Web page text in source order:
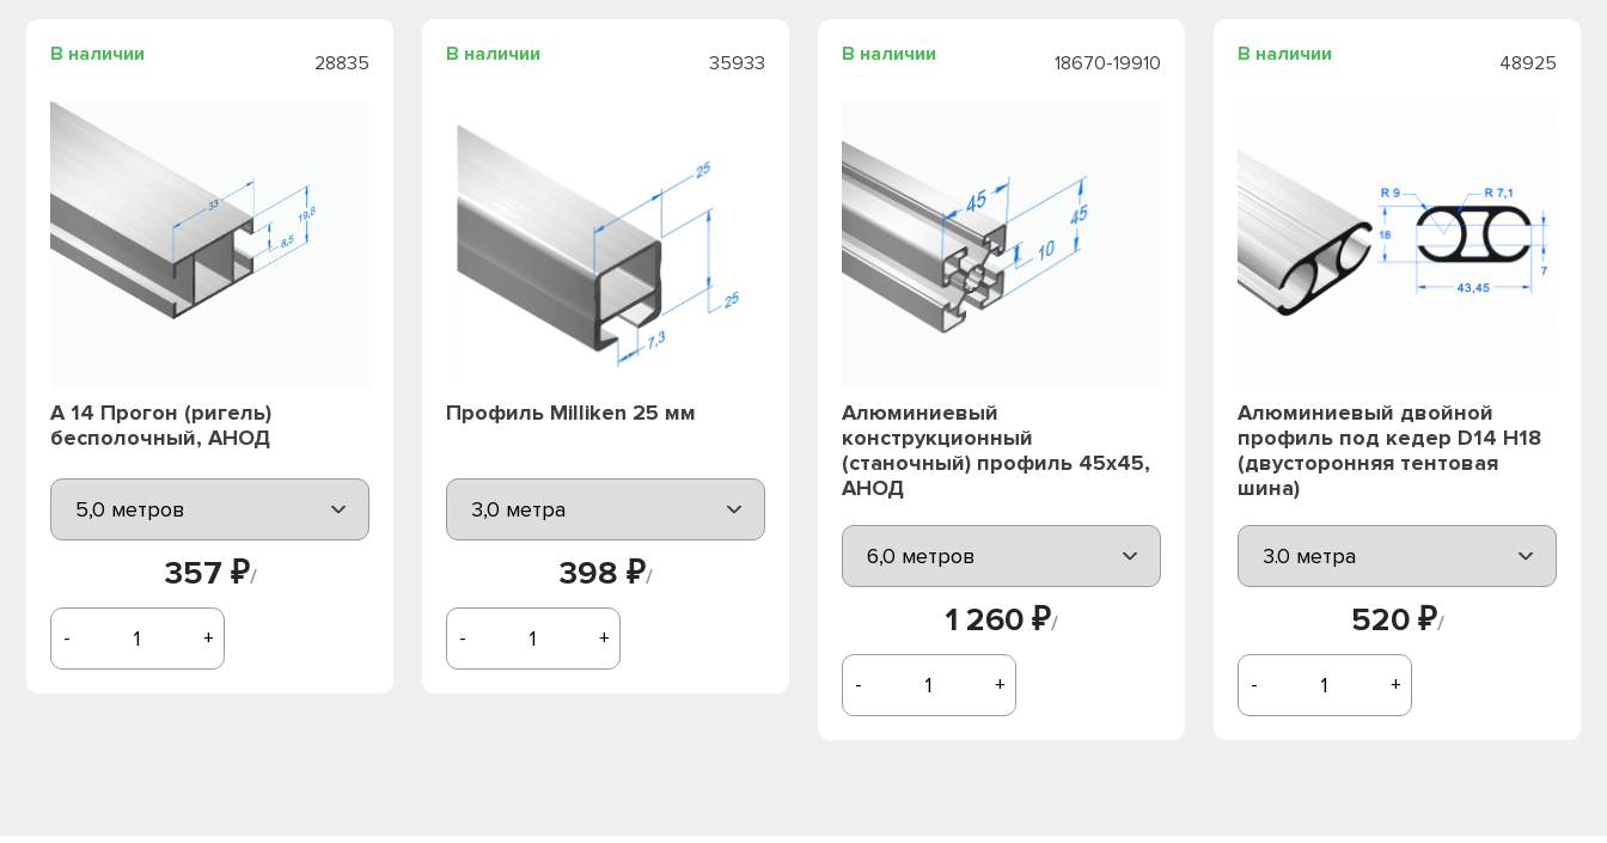
В наличии 28835
А 14 Прогон (ригель)
бесполочный, АНОД
357 ₽/
- +
В наличии 35933
Профиль Milliken 25 мм
398 ₽/
- +
В наличии 18670-19910
Алюминиевый
конструкционный
(станочный) профиль 45х45,
АНОД
1 260 ₽/
- +
В наличии 48925
Алюминиевый двойной
профиль под кедер D14 H18
(двусторонняя тентовая
шина)
520 ₽/
- +